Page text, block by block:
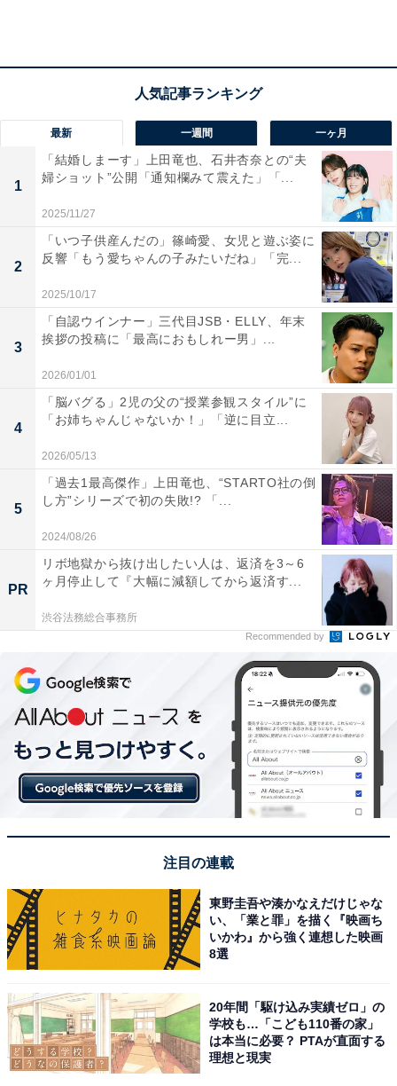
最新 一週間 一ヶ月
1
「結婚しまーす」上田竜也、石井杏奈との“夫
婦ショット”公開「通知欄みて震えた」「...
2025/11/27
2
「いつ子供産んだの」篠崎愛、女児と遊ぶ姿に
反響「もう愛ちゃんの子みたいだね」「完...
2025/10/17
3
「自認ウインナー」三代目JSB・ELLY、年末
挨拶の投稿に「最高におもしれー男」...
2026/01/01
4
「脳バグる」2児の父の“授業参観スタイル”に
「お姉ちゃんじゃないか！」「逆に目立...
2026/05/13
5
「過去1最高傑作」上田竜也、“STARTO社の倒
し方”シリーズで初の失敗!? 「...
2024/08/26
PR
リボ地獄から抜け出したい人は、返済を3～6
ヶ月停止して『大幅に減額してから返済す...
渋谷法務総合事務所
Recommended by
注目の連載
東野圭吾や湊かなえだけじゃな
い、「業と罪」を描く『映画ち
いかわ』から強く連想した映画
8選
20年間「駆け込み実績ゼロ」の
学校も…「こども110番の家」
は本当に必要？ PTAが直面する
理想と現実